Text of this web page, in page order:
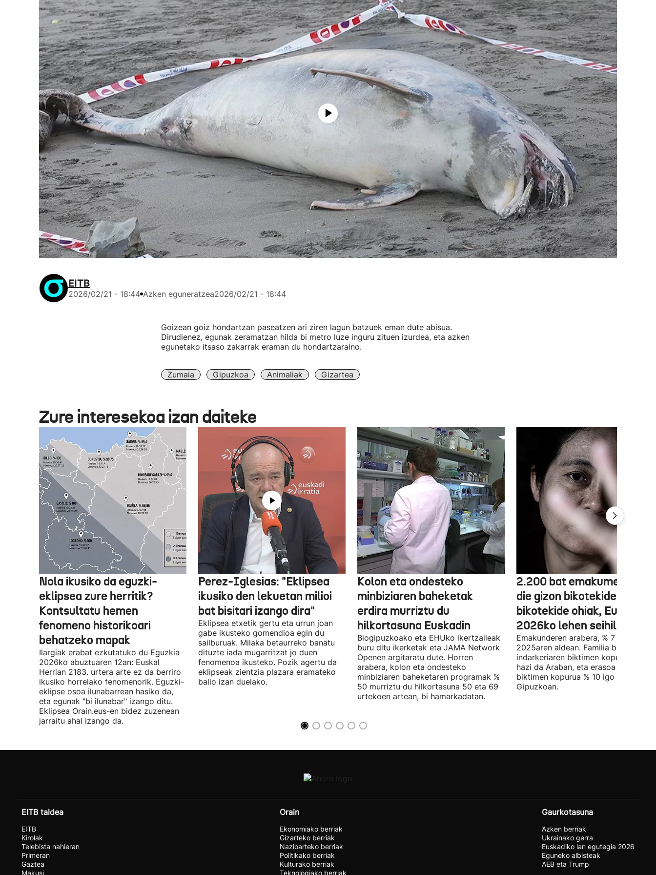
EITB
2026/02/21 - 18:44 Azken eguneratzea2026/02/21 - 18:44
Goizean goiz hondartzan paseatzen ari ziren lagun batzuek eman dute abisua.
Dirudienez, egunak zeramatzan hilda bi metro luze inguru zituen izurdea, eta azken
egunetako itsaso zakarrak eraman du hondartzaraino.
Zumaia Gipuzkoa Animaliak Gizartea
Zure interesekoa izan daiteke
Nola ikusiko da eguzki-
eklipsea zure herritik?
Kontsultatu hemen
fenomeno historikoari
behatzeko mapak
Ilargiak erabat ezkutatuko du Eguzkia
2026ko abuztuaren 12an: Euskal
Herrian 2183. urtera arte ez da berriro
ikusiko horrelako fenomenorik. Eguzki-
eklipse osoa ilunabarrean hasiko da,
eta egunak "bi ilunabar" izango ditu.
Eklipsea Orain.eus-en bidez zuzenean
jarraitu ahal izango da.
Perez-Iglesias: "Eklipsea
ikusiko den lekuetan milioi
bat bisitari izango dira"
Eklipsea etxetik gertu eta urrun joan
gabe ikusteko gomendioa egin du
sailburuak. Milaka betaurreko banatu
dituzte iada mugarritzat jo duen
fenomenoa ikusteko. Pozik agertu da
eklipseak zientzia plazara eramateko
balio izan duelako.
Kolon eta ondesteko
minbiziaren baheketak
erdira murriztu du
hilkortasuna Euskadin
Biogipuzkoako eta EHUko ikertzaileak
buru ditu ikerketak eta JAMA Network
Openen argitaratu dute. Horren
arabera, kolon eta ondesteko
minbiziaren baheketaren programak %
50 murriztu du hilkortasuna 50 eta 69
urtekoen artean, bi hamarkadatan.
2.200 bat emakumeri
die gizon bikotekideak edo
bikotekide ohiak, Euskadin,
2026ko lehen seihilekoan
Emakunderen arabera, % 7 igo da
2025aren aldean. Familia barruko
indarkeriaren biktimen kopurua % 20
hazi da Araban, eta erasoa jasan
biktimen kopurua % 10 igo da
Gipuzkoan.
EITB taldea
EITB
Kirolak
Telebista nahieran
Primeran
Gaztea
Makusi
Orain
Ekonomiako berriak
Gizarteko berriak
Nazioarteko berriak
Politikako berriak
Kulturako berriak
Teknologiako berriak
Gaurkotasuna
Azken berriak
Ukrainako gerra
Euskadiko lan egutegia 2026
Eguneko albisteak
AEB eta Trump